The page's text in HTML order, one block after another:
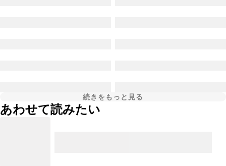
続きをもっと見る
あわせて読みたい